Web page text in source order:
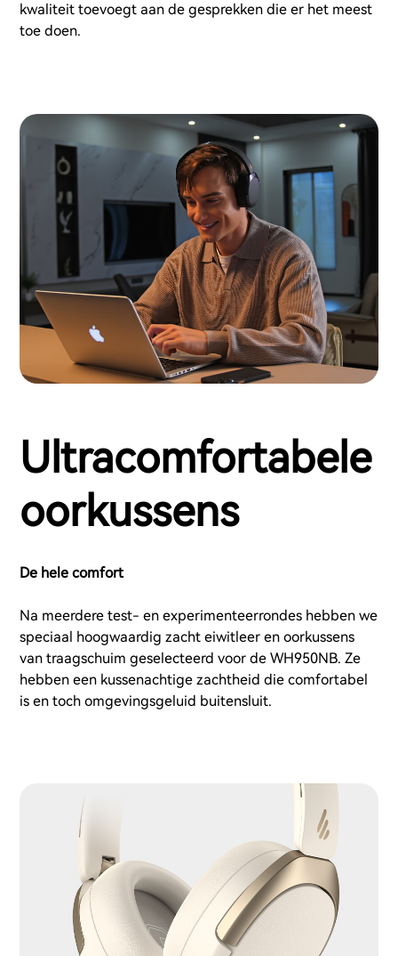
kwaliteit toevoegt aan de gesprekken die er het meest
toe doen.
Ultracomfortabele
oorkussens
De hele comfort
Na meerdere test- en experimenteerrondes hebben we
speciaal hoogwaardig zacht eiwitleer en oorkussens
van traagschuim geselecteerd voor de WH950NB. Ze
hebben een kussenachtige zachtheid die comfortabel
is en toch omgevingsgeluid buitensluit.